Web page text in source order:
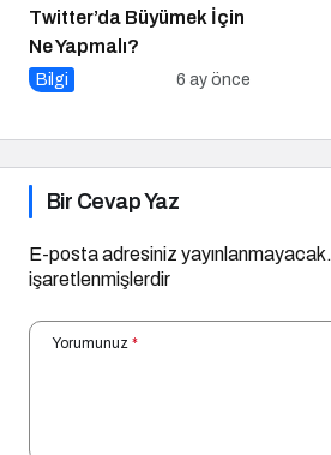
Twitter’da Büyümek İçin
Ne Yapmalı?
Bilgi 6 ay önce
Bir Cevap Yaz
E-posta adresiniz yayınlanmayacak.
işaretlenmişlerdir
Yorumunuz *